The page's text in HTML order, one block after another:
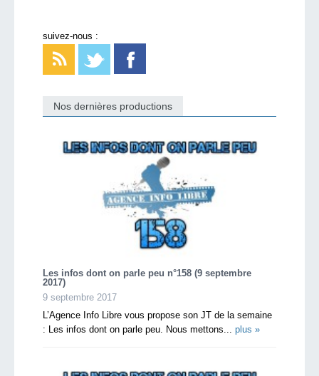
suivez-nous :
Nos dernières productions
Les infos dont on parle peu n°158 (9 septembre
2017)
9 septembre 2017
L’Agence Info Libre vous propose son JT de la semaine
: Les infos dont on parle peu. Nous mettons... plus »